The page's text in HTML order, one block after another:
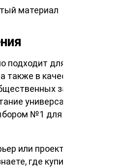
материал
подходит для оформления
также в качестве
заведений,
универсальности и
№1 для различных
или проектируете новое
где купить доску для